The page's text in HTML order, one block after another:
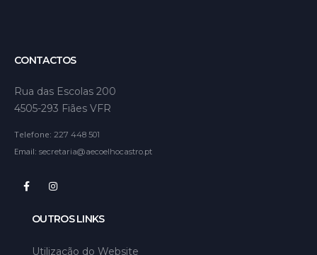
CONTACTOS
Rua das Escolas 200
4505-293 Fiães VFR
Telefone: 227 448 501
Email: secretaria@aecoelhocastro.pt
OUTROS LINKS
Utilização do Website